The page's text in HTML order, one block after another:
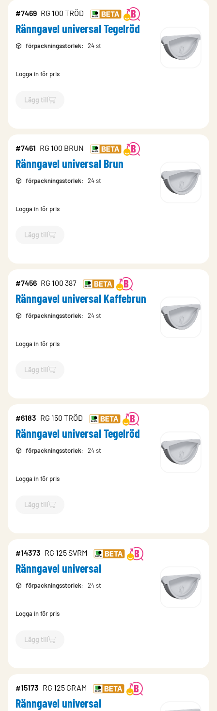
#7469 RG 100 TRÖD
Ränngavel universal Tegelröd
förpackningsstorlek: 24 st
Logga in för pris
Lägg till
`$Lägg till
#7461 RG 100 BRUN
Ränngavel universal Brun
förpackningsstorlek: 24 st
Logga in för pris
Lägg till
`$Lägg till
#7456 RG 100 387
Ränngavel universal Kaffebrun
förpackningsstorlek: 24 st
Logga in för pris
Lägg till
`$Lägg till
#6183 RG 150 TRÖD
Ränngavel universal Tegelröd
förpackningsstorlek: 24 st
Logga in för pris
Lägg till
`$Lägg till
#14373 RG 125 SVRM
Ränngavel universal
förpackningsstorlek: 24 st
Logga in för pris
Lägg till
`$Lägg till
#15173 RG 125 GRAM
Ränngavel universal